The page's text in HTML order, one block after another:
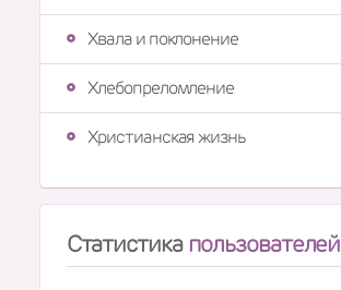
Хвала и поклонение
Хлебопреломление
Христианская жизнь
Статистика пользователей